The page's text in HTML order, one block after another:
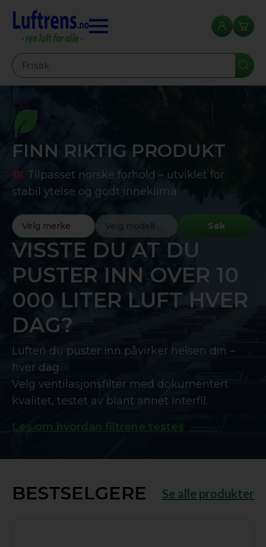
Seearch
VISSTE DU AT DU
PUSTER INN OVER 10
000 LITER LUFT HVER
DAG?
Luften du puster inn påvirker helsen din –
hver dag.
Velg ventilasjonsfilter med dokumentert
kvalitet, testet av blant annet Interfil.
Les om hvordan filtrene testes
FINN RIKTIG PRODUKT
Tilpasset norske forhold – utviklet for
stabil ytelse og godt inneklima.
Søk
BESTSELGERE Se alle produkter